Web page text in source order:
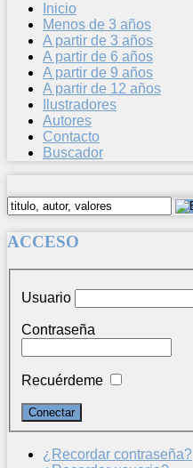
Inicio
Menos de 3 años
A partir de 3 años
A partir de 6 años
A partir de 9 años
A partir de 12 años
Ilustradores
Autores
Contacto
Buscador
ACCESO
Usuario
Contraseña
Recuérdeme
¿Recordar contraseña?